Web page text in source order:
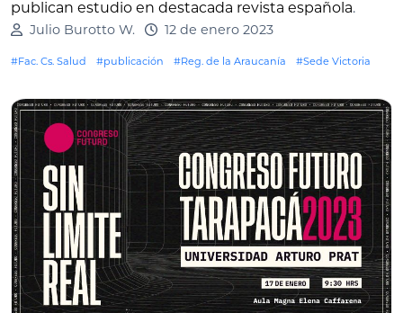
publican estudio en destacada revista española.
Julio Burotto W. 12 de enero 2023
#Fac. Cs. Salud #publicación #Reg. de la Araucanía #Sede Victoria